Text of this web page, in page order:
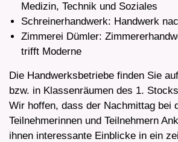
Medizin, Technik und Soziales
Schreinerhandwerk: Handwerk
Zimmerei Dümler:
trifft Moderne
Die Handwerksbetriebe finden Sie
bzw. in Klassenräumen des 1.
Wir hoffen, dass der Nachmittag bei
Teilnehmerinnen und Teilnehmern
ihnen interessante Einblicke in ein